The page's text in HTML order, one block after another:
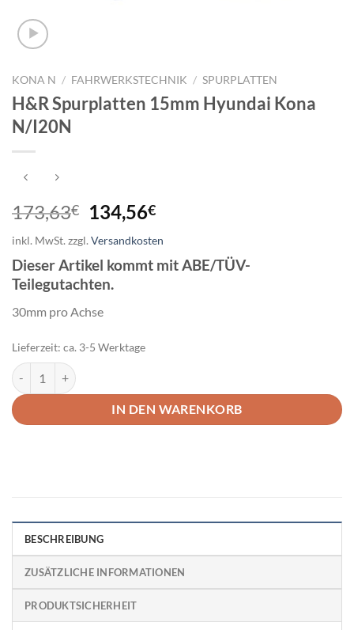
KONA N / FAHRWERKSTECHNIK / SPURPLATTEN
H&R Spurplatten 15mm Hyundai Kona
N/I20N
173,63€
Ursprünglicher
Preis
war:
173,63€
134,56€Aktueller
ist:
134,56€.
inkl. MwSt.zzgl.Versandkosten
Dieser Artikel kommt mit ABE/TÜV-
Teilegutachten.
30mm pro Achse
Lieferzeit: ca. 3-5 Werktage
H&R Spurplatten 15mm Hyundai Kona N/I20N Menge
IN DEN WARENKORB
BESCHREIBUNG
ZUSÄTZLICHE INFORMATIONEN
PRODUKTSICHERHEIT